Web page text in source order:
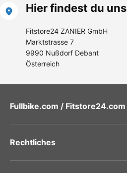
Hier findest du uns
Fitstore24 ZANIER GmbH
Marktstrasse 7
9990 Nußdorf Debant
Österreich
Fullbike.com / Fitstore24.com
Rechtliches